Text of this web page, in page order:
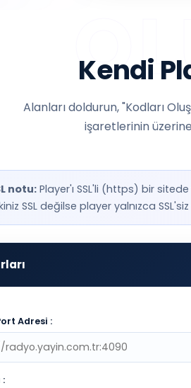
Kendi
Alanları doldurun, "Kodları
işaretlerinin
notu: Player'ı SSL'li (https) bir
SSL değilse player yalnızca
Adresi :
: